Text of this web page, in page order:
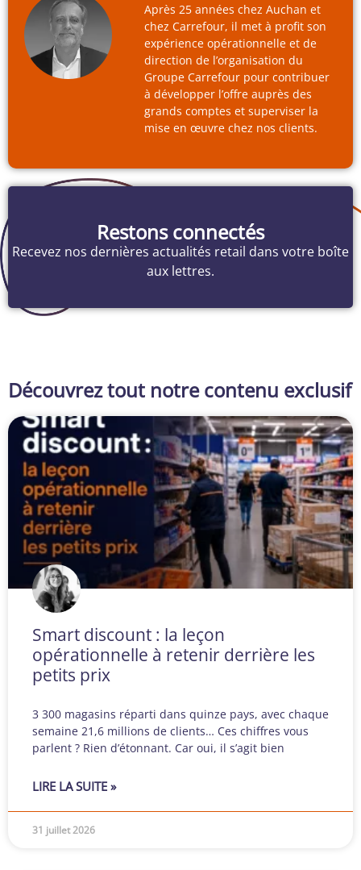
Après 25 années chez Auchan et
chez Carrefour, il met à profit son
expérience opérationnelle et de
direction de l’organisation du
Groupe Carrefour pour contribuer
à développer l’offre auprès des
grands comptes et superviser la
mise en œuvre chez nos clients.
Restons connectés
Recevez nos dernières actualités retail dans votre boîte
aux lettres.
Découvrez tout notre contenu exclusif
Smart discount : la leçon
opérationnelle à retenir derrière les
petits prix
3 300 magasins réparti dans quinze pays, avec chaque
semaine 21,6 millions de clients… Ces chiffres vous
parlent ? Rien d’étonnant. Car oui, il s’agit bien
LIRE LA SUITE »
31 juillet 2026